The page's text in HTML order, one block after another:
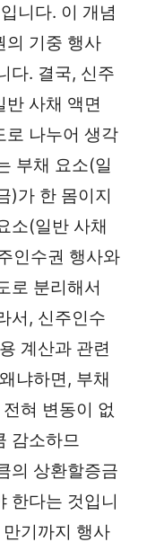
니다. 이 개념
의 기중 행사
다. 결국, 신주
반 사채 액면
로 나누어 생각
부채 요소(일
)가 한 몸이지
소(일반 사채
인수권 행사와
로 분리해서
서, 신주인수
계산과 관련
냐하면, 부채
혀 변동이 없
감소하므
의 상환할증금
한다는 것입니
기까지 행사